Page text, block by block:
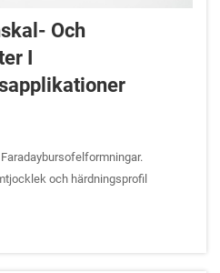
Och
I
och härdningsprofil
genom samverkan mellan
inkonsekvent filmtjocklek och